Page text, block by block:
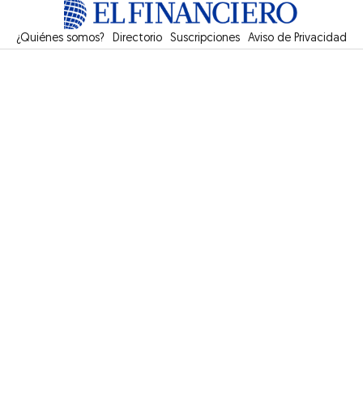
¿Quiénes somos? Directorio Suscripciones Opens in new window
Aviso de Privacidad